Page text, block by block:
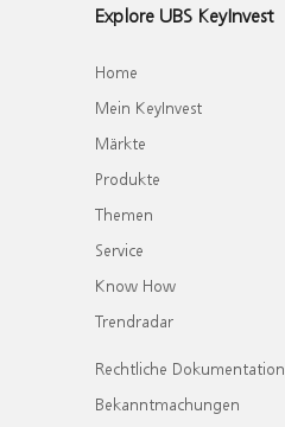
Explore UBS KeyInvest
Home
Mein KeyInvest
Märkte
Produkte
Themen
Service
Know How
Trendradar
Rechtliche Dokumentation
Bekanntmachungen